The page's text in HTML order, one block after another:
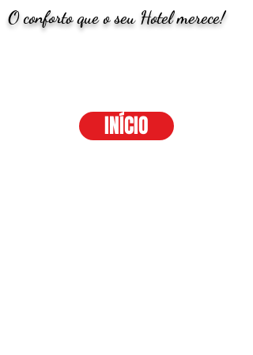
O conforto que o seu Hotel merece!
INÍCIO